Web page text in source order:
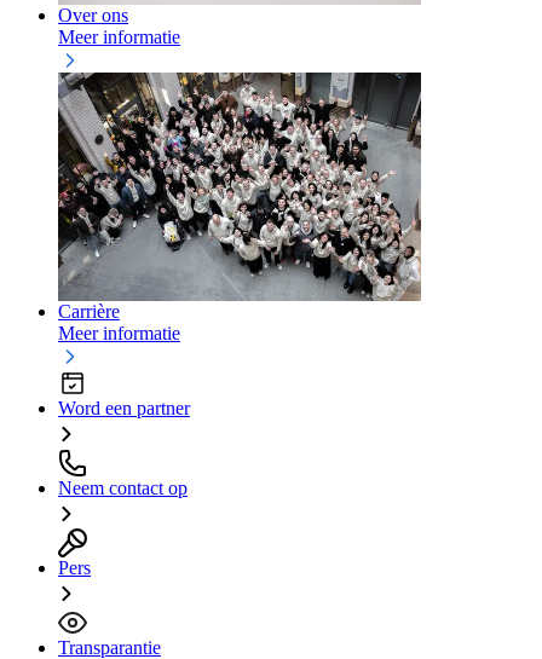
Over ons
Meer informatie
Carrière
Meer informatie
Word een partner
Neem contact op
Pers
Transparantie